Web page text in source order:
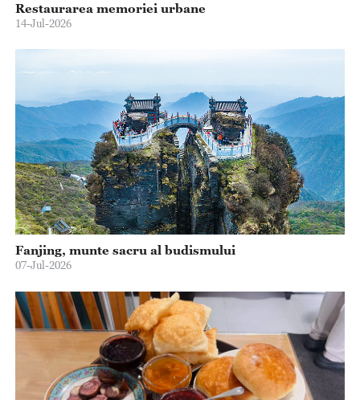
Restaurarea memoriei urbane
14-Jul-2026
Fanjing, munte sacru al budismului
07-Jul-2026